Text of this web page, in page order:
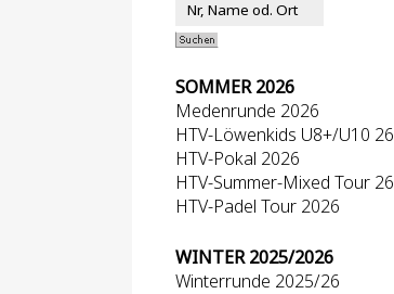
SOMMER 2026
Medenrunde 2026
HTV-Löwenkids U8+/U10 26
HTV-Pokal 2026
HTV-Summer-Mixed Tour 26
HTV-Padel Tour 2026
WINTER 2025/2026
Winterrunde 2025/26